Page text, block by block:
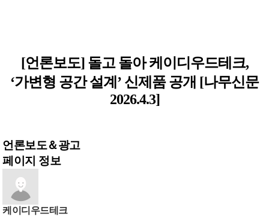
[언론보도] 돌고 돌아 케이디우드테크,
‘가변형 공간 설계’ 신제품 공개 [나무신문
2026.4.3]
언론보도＆광고
페이지 정보
케이디우드테크